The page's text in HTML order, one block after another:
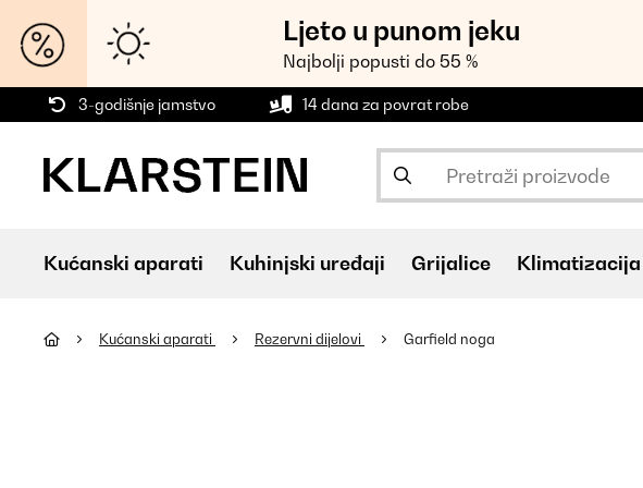
Ljeto u punom jeku
Najbolji popusti do 55 %
3-godišnje jamstvo 14 dana za povrat robe
Kućanski aparati Kuhinjski uređaji Grijalice Klimatizacija
Kućanski aparati Rezervni dijelovi Garfield noga